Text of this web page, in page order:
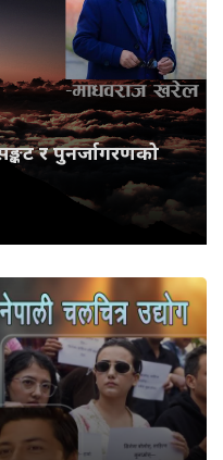
सङ्कट र पुनर्जागरणको